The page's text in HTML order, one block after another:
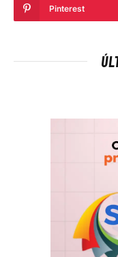
Pinterest